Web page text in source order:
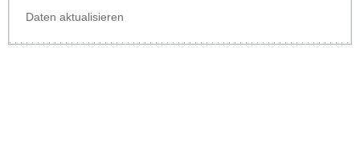
Daten aktualisieren